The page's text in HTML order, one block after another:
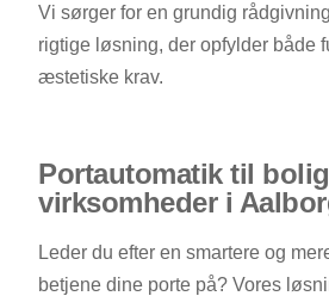
Vi sørger for en grundig
rigtige løsning, der opfylder både
æstetiske krav.
Portautomatik til
virksomheder i
Leder du efter en smartere og
betjene dine porte på? Vores